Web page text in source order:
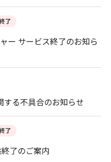
了
ー サービス終了のお知ら
る不具合のお知らせ
了
了のご案内